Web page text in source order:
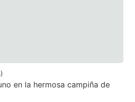
)
en la hermosa campiña de